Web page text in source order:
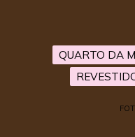
QUARTO DA
QUARTO DA